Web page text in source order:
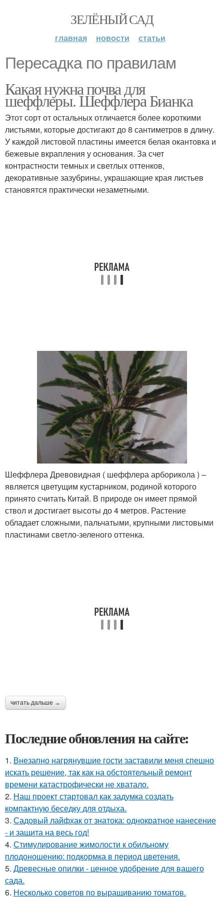
ЗЕЛЁНЫЙ САД
главная новости статьи
Пересадка по правилам
Какая нужна почва для
шеффлеры. Шеффлера Бианка
Этот сорт от остальных отличается более короткими
листьями, которые достигают до 8 сантиметров в длину.
У каждой листовой пластины имеется белая окантовка и
бежевые вкрапления у основания. За счет
контрастности темных и светлых оттенков,
декоративные зазубрины, украшающие края листьев
становятся практически незаметными.
Шеффлера Древовидная ( шеффлера арборикола ) –
является цветущим кустарником, родиной которого
принято считать Китай. В природе он имеет прямой
ствол и достигает высоты до 4 метров. Растение
обладает сложными, пальчатыми, крупными листовыми
пластинами светло-зеленого оттенка.
читать дальше →
Последние обновления на сайте:
1. Внезапно нагрянувшие гости заставили меня спешно
искать решение, так как на обстоятельный ремонт
времени катастрофически не хватало.
2. Наш проект стартовал как задумка создать
компактную беседку для отдыха.
3. Садовый лайфхак от знатока: однократное нанесение
- и защита на весь год!
4. Стимулирование жимолости к обильному
плодоношению: подкормка в период цветения.
5. Древесные опилки - ценное удобрение для вашего
сада.
6. Несколько советов по выращиванию томатов.